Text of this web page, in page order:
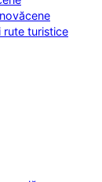
rute turistice